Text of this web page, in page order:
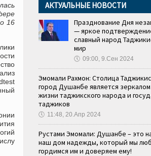
16
АКТУАЛЬНЫЕ НОВОСТИ
Празднование Дня
— яркое
славный народ
мир
🕔 09:00, 9.Сен 2024
Эмомали Рахмон: Столица
город Душанбе является
жизни таджикского народа и
таджиков
🕔 11:48, 20.Апр 2024
Рустами Эмомали: Душанбе – это
наш дом надежды, который мы
гордимся им и доверяем ему!